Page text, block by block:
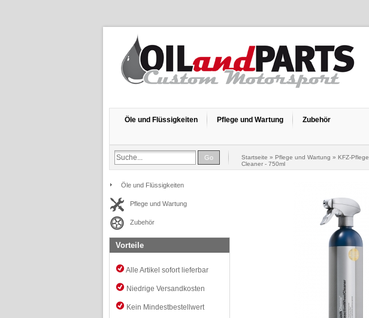
Öle und Flüssigkeiten Pflege und Wartung Zubehör
Go Startseite » Pflege und Wartung » KFZ-Pflege
Cleaner - 750ml
Öle und Flüssigkeiten
Pflege und Wartung
Zubehör
Vorteile
Alle Artikel sofort lieferbar
Niedrige Versandkosten
Kein Mindestbestellwert